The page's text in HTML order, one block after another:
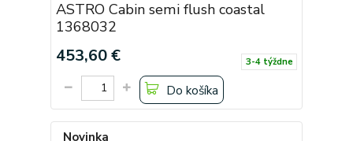
ASTRO Cabin semi flush coastal
1368032
453,60 € 3-4 týždne
Do košíka
Novinka